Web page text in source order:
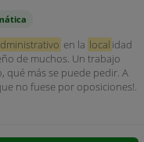
en la local idad
de muchos. Un trabajo
qué más se puede pedir. A
no fuese por oposiciones!.